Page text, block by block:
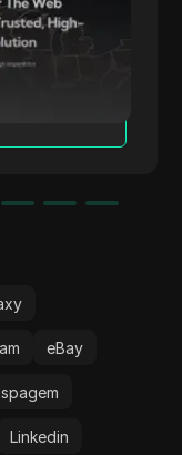
para
global
e
eBay
Linkedin